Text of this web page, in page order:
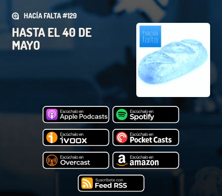
HACÍA FALTA #129
HASTA EL 40 DE
MAYO